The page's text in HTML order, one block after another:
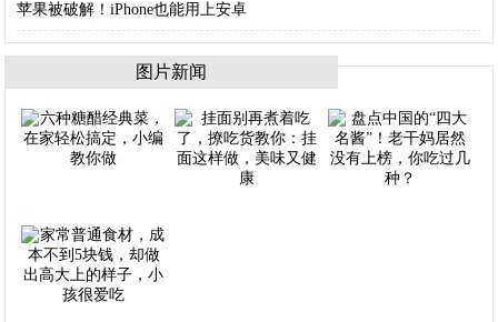
苹果被破解！iPhone也能用上安卓
图片新闻